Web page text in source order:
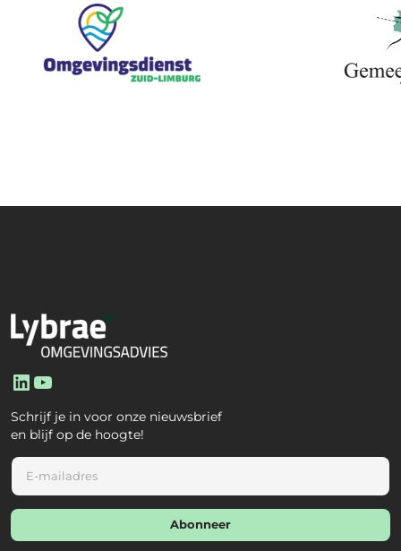
LinkedIn
Schrijf je in voor onze nieuwsbrief
en blijf op de hoogte!
E
a
i
l
Abonneer